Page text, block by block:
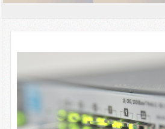
IT-Netzwerkadministration
Telefon- & TK-Service
Support